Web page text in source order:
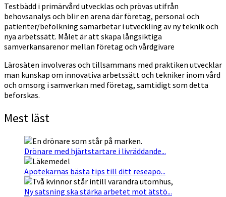
Testbädd i primärvård utvecklas och prövas utifrån
behovsanalys och blir en arena där företag, personal och
patienter/befolkning samarbetar i utveckling av ny teknik och
nya arbetssätt. Målet är att skapa långsiktiga
samverkansarenor mellan företag och vårdgivare
Lärosäten involveras och tillsammans med praktiken utvecklar
man kunskap om innovativa arbetssätt och tekniker inom vård
och omsorg i samverkan med företag, samtidigt som detta
beforskas.
Mest läst
Drönare med hjärtstartare i livräddande...
Apotekarnas bästa tips till ditt reseapo...
Ny satsning ska stärka arbetet mot ätstö...